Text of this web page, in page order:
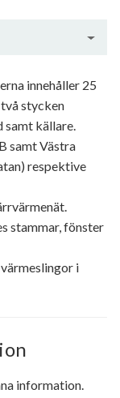
innehåller 25
stycken
samt källare.
samt Västra
respektive
stammar, fönster
i
information.